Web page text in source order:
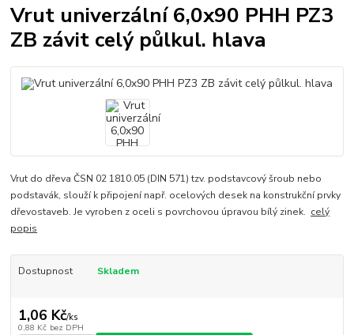
Vrut univerzální 6,0x90 PHH PZ3
ZB závit celý půlkul. hlava
Vrut do dřeva ČSN 02 1810.05 (DIN 571) tzv. podstavcový šroub nebo
podstavák, slouží k připojení např. ocelových desek na konstrukční prvky
dřevostaveb. Je vyroben z oceli s povrchovou úpravou bílý zinek. celý
popis
Dostupnost Skladem
1,06 Kč/ks
0,88 Kč bez DPH